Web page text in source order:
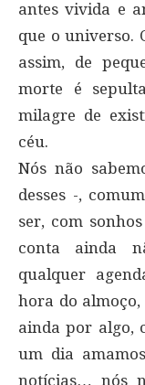
antes vivida e
que o universo.
assim, de
morte é
milagre de
céu.
Nós não
desses -,
ser, com
conta ainda
qualquer
hora do
ainda por algo,
um dia
notícias… nós